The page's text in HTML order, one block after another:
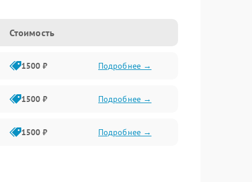
Стоимость
1500 ₽ Подробнее →
1500 ₽ Подробнее →
1500 ₽ Подробнее →